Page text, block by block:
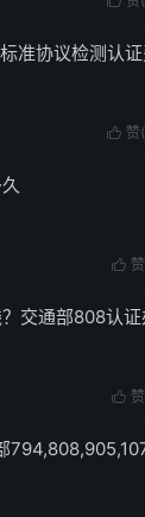
准协议检测认证
 赞(

交通部808认
